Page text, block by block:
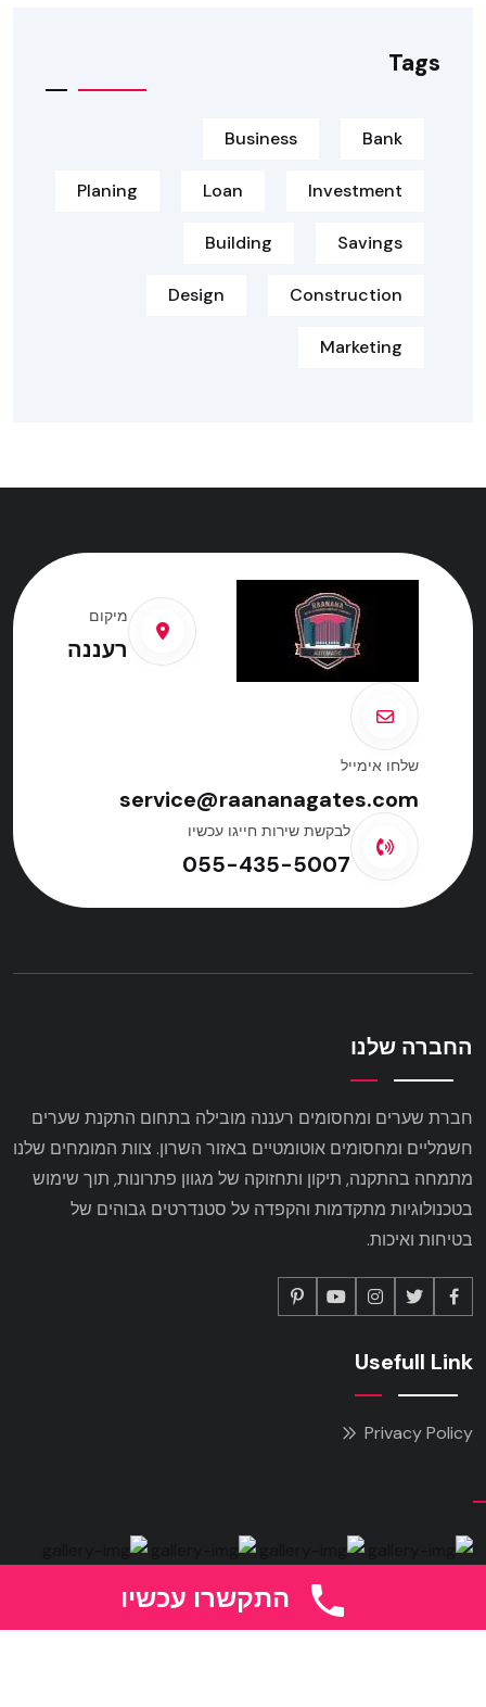
Tags
Bank
Business
Investment
Loan
Planing
Savings
Building
Construction
Design
Marketing
מיקום
רעננה
שלחו אימייל
service@raananagates.com
לבקשת שירות חייגו עכשיו
055-435-5007
החברה שלנו
חברת שערים ומחסומים רעננה מובילה בתחום התקנת שערים
חשמליים ומחסומים אוטומטיים באזור השרון. צוות המומחים שלנו
מתמחה בהתקנה, תיקון ותחזוקה של מגוון פתרונות, תוך שימוש
בטכנולוגיות מתקדמות והקפדה על סטנדרטים גבוהים של
בטיחות ואיכות.
Usefull Link
Privacy Policy
התקשרו עכשיו